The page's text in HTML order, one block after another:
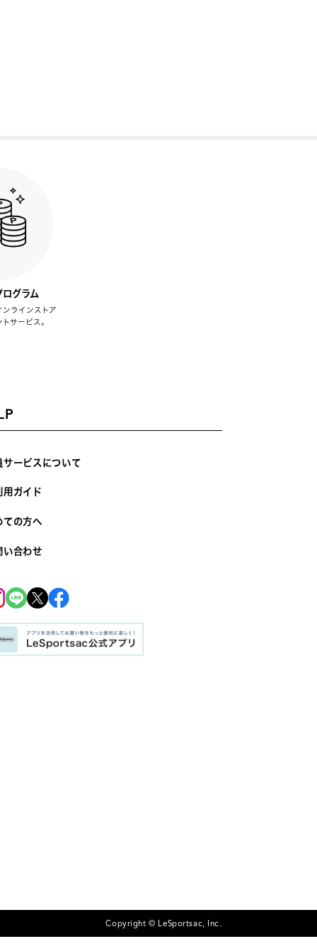
ログラム
ラインストア
サービス。
サービスについて
用ガイド
ての方へ
い合わせ
Copyright © LeSportsac, Inc.